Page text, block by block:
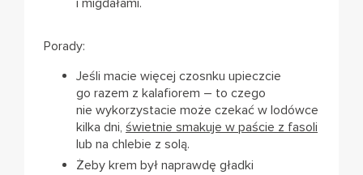
i migdałami.
Porady:
Jeśli macie więcej czosnku upieczcie
go razem z kalafiorem – to czego
nie wykorzystacie może czekać w lodówce
kilka dni, świetnie smakuje w paście z fasoli
lub na chlebie z solą.
Żeby krem był naprawdę gładki